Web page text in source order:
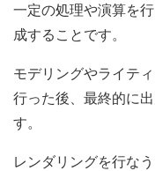
一定の処理や演算を
成することです。
モデリングやライテ
行った後、最終的に
す。
レンダリングを行な